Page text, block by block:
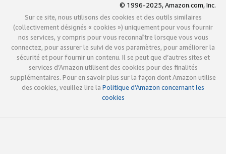
© 1996-2025, Amazon.com, Inc.
Sur ce site, nous utilisons des cookies et des outils similaires
(collectivement désignés « cookies ») uniquement pour vous fournir
nos services, y compris pour vous reconnaître lorsque vous vous
connectez, pour assurer le suivi de vos paramètres, pour améliorer la
sécurité et pour fournir un contenu. Il se peut que d’autres sites et
services d’Amazon utilisent des cookies pour des finalités
supplémentaires. Pour en savoir plus sur la façon dont Amazon utilise
des cookies, veuillez lire la Politique d’Amazon concernant les
cookies